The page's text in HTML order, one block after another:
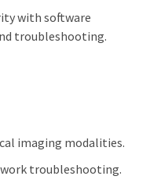
with software
troubleshooting.
imaging modalities.
troubleshooting.